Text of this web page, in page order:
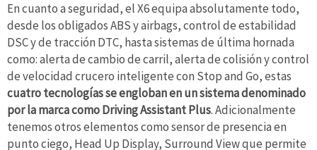
En cuanto a seguridad, el X6 equipa absolutamente todo,
desde los obligados ABS y airbags, control de estabilidad
DSC y de tracción DTC, hasta sistemas de última hornada
como: alerta de cambio de carril, alerta de colisión y control
de velocidad crucero inteligente con Stop and Go, estas
cuatro tecnologías se engloban en un sistema denominado
por la marca como Driving Assistant Plus. Adicionalmente
tenemos otros elementos como sensor de presencia en
punto ciego, Head Up Display, Surround View que permite